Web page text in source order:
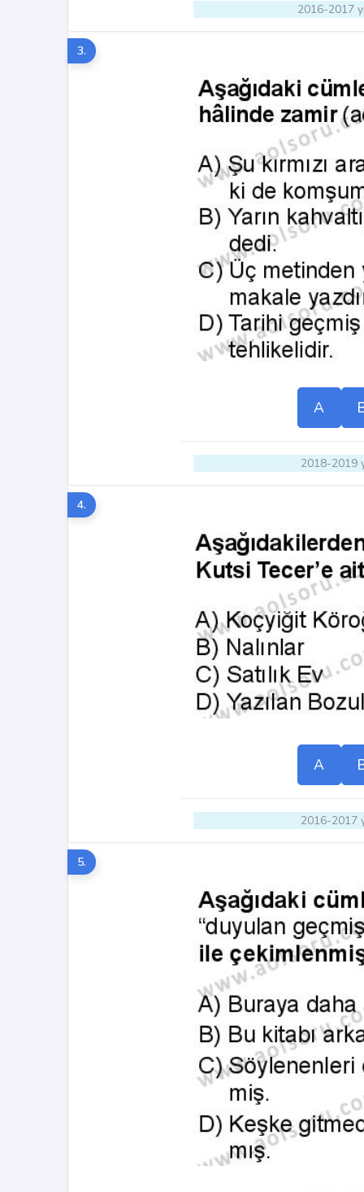
2016-2017
3.
A
2018-2019
4.
A
2016-2017
5.